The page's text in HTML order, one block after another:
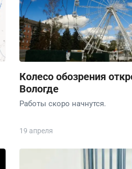
Колесо обозрения
Вологде
Работы скоро начнутся.
19 апреля